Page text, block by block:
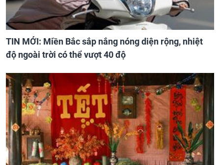
TIN MỚI: Miền Bắc sắp nắng nóng diện rộng, nhiệt
độ ngoài trời có thể vượt 40 độ